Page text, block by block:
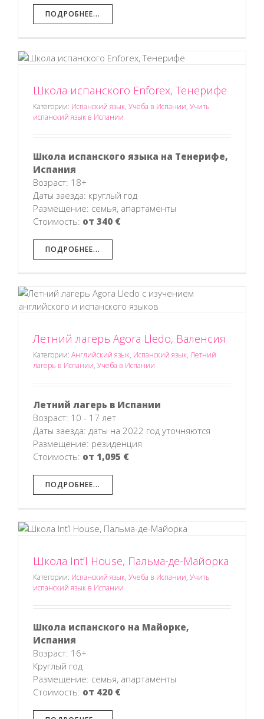
ПОДРОБНЕЕ...
Школа испанского Enforex, Тенерифе
Категории: Испанский язык, Учеба в Испании, Учить
испанский язык в Испании
Школа испанского языка на Тенерифе,
Испания
Возраст: 18+
Даты заезда: круглый год
Размещение: семья, апартаменты
Стоимость: от 340 €
ПОДРОБНЕЕ...
Летний лагерь Agora Lledo, Валенсия
Категории: Английский язык, Испанский язык,Летний
лагерь в Испании, Учеба в Испании
Летний лагерь в Испании
Возраст: 10 - 17 лет
Даты заезда: даты на 2022 год уточняются
Размещение: резиденция
Стоимость: от 1,095 €
ПОДРОБНЕЕ...
Школа Int’l House, Пальма-де-Майорка
Категории: Испанский язык, Учеба в Испании, Учить
испанский язык в Испании
Школа испанского на Майорке,
Испания
Возраст: 16+
Круглый год
Размещение: семья, апартаменты
Стоимость: от 420 €